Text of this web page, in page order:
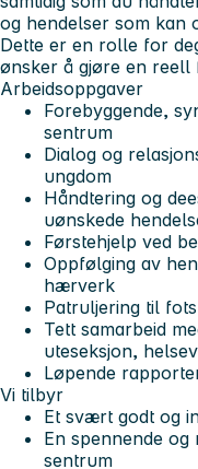
og hendelser som kan
Dette er en rolle for
ønsker å gjøre en
Arbeidsoppgaver
Forebyggende,
sentrum
Dialog og
ungdom
Håndtering og
uønskede
Førstehjelp ved
Oppfølging av
hærverk
Patruljering til
Tett samarbeid
uteseksjon,
Løpende
Vi tilbyr
Et svært godt og
En spennende
sentrum